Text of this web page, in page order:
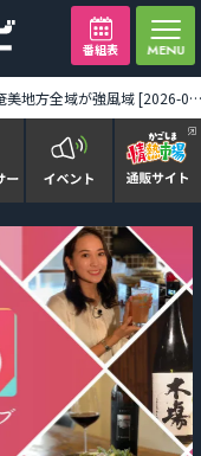
番組表
台風13号が奄美に猛威 2万6880戸停電 建物被害も――奄美地方は線状降水帯発生のおそれ [2026-08-07 19:45:00]